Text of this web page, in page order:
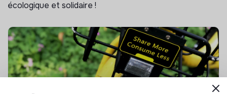
écologique et solidaire !